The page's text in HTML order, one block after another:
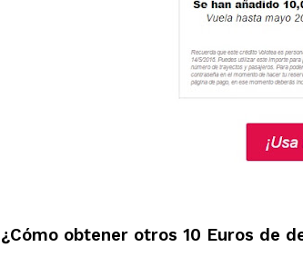
¿Cómo obtener otros 10 Euros de